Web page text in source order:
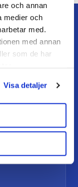
och annan
medier och
med.
med annan
som de har
Visa detaljer